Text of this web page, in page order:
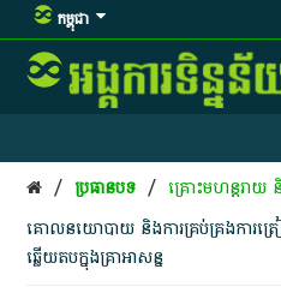
កម្ពុជា
/ ប្រធានបទ / គ្រោះមហន្តរាយ
គោលនយោបាយ និងការគ្រប់គ្រងការត្រៀ
ឆ្លើយតបក្នុងគ្រាអាសន្ន